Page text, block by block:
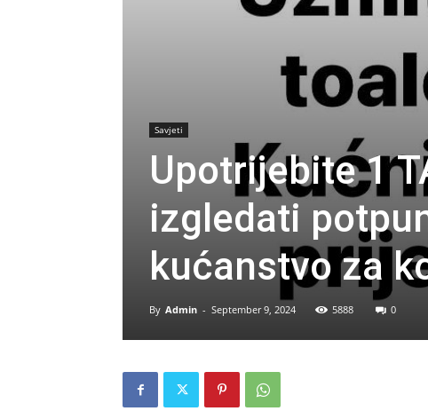
Savjeti
Upotrijebite 1
izgledati
kućanstvo za
By Admin - September 9, 2024 5888 0